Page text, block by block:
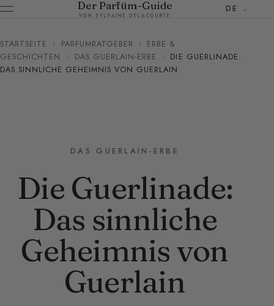
Der Parfüm-Guide
VON SYLVAINE DELACOURTE
DE
STARTSEITE › PARFUMRATGEBER › ERBE &
GESCHICHTEN
› DAS GUERLAIN-ERBE › DIE GUERLINADE:
DAS SINNLICHE GEHEIMNIS VON GUERLAIN
DAS GUERLAIN-ERBE
Die Guerlinade:
Das sinnliche
Geheimnis von
Guerlain